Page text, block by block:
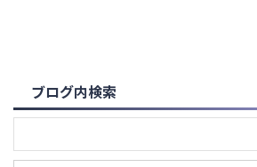
ブログ内検索